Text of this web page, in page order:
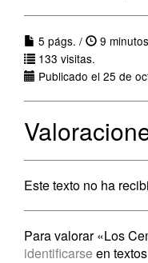
5 págs. /
9
133 visitas.
Publicado el 25 de
Este texto no ha
Para valorar «Los
identificarse en